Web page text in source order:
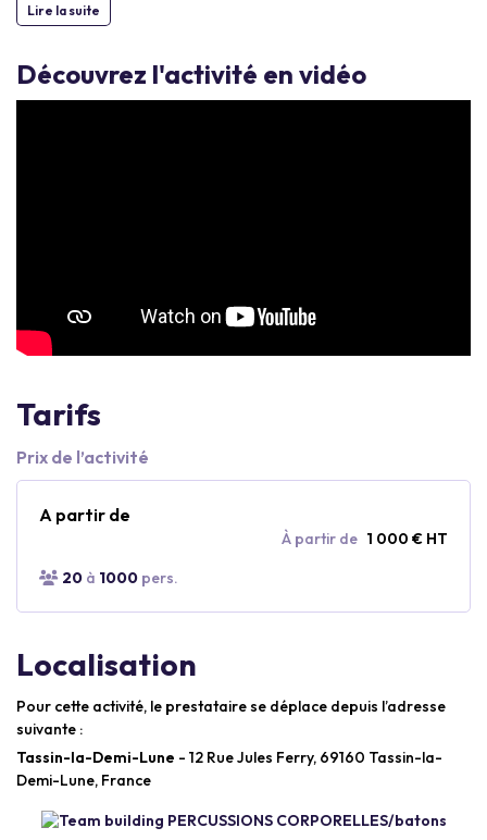
Lire la suite
Découvrez l'activité en vidéo
Tarifs
Prix de l’activité
A partir de
À partir de 1 000 € HT
20 à 1000 pers.
Localisation
Pour cette activité, le prestataire se déplace depuis l’adresse
suivante :
Tassin-la-Demi-Lune - 12 Rue Jules Ferry, 69160 Tassin-la-
Demi-Lune, France